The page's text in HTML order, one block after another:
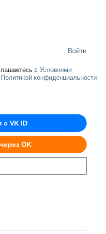
Войти
с Условиями
Политикой конфиденциальности
с VK ID
OK